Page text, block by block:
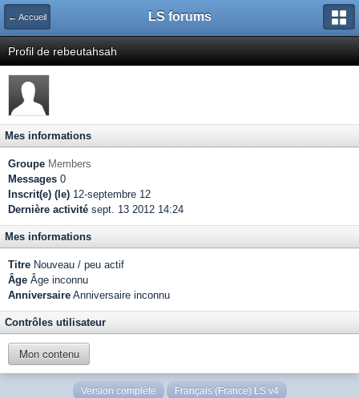
← Accueil LS forums
Profil de rebeutahsah
Mes informations
Groupe Members
Messages 0
Inscrit(e) (le) 12-septembre 12
Dernière activité sept. 13 2012 14:24
Mes informations
Titre Nouveau / peu actif
Âge Âge inconnu
Anniversaire Anniversaire inconnu
Contrôles utilisateur
Mon contenu
Version complète Français (France) LS v4